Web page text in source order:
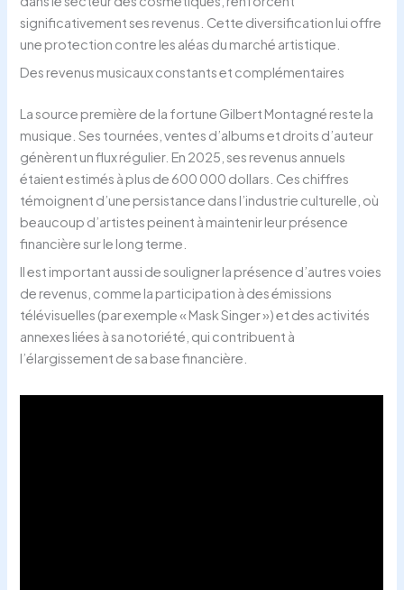
significativement ses revenus. Cette diversification lui offre
une protection contre les aléas du marché artistique.
Des revenus musicaux constants et complémentaires
La source première de la fortune Gilbert Montagné reste la
musique. Ses tournées, ventes d’albums et droits d’auteur
génèrent un flux régulier. En 2025, ses revenus annuels
étaient estimés à plus de 600 000 dollars. Ces chiffres
témoignent d’une persistance dans l’industrie culturelle, où
beaucoup d’artistes peinent à maintenir leur présence
financière sur le long terme.
Il est important aussi de souligner la présence d’autres voies
de revenus, comme la participation à des émissions
télévisuelles (par exemple « Mask Singer ») et des activités
annexes liées à sa notoriété, qui contribuent à
l’élargissement de sa base financière.